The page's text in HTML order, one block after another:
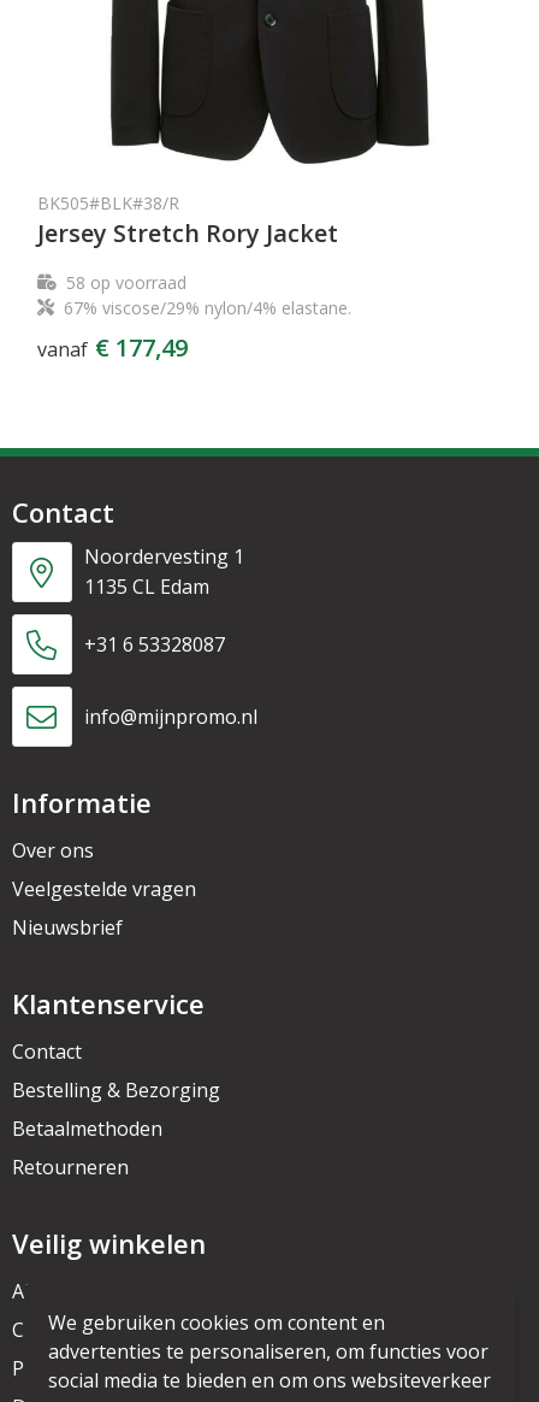
BK505#BLK#38/R
Jersey Stretch Rory Jacket
58 op voorraad
67% viscose/29% nylon/4% elastane.
vanaf € 177,49
Contact
Noordervesting 1
1135 CL Edam
+31 6 53328087
info@mijnpromo.nl
Informatie
Over ons
Veelgestelde vragen
Nieuwsbrief
Klantenservice
Contact
Bestelling & Bezorging
Betaalmethoden
Retourneren
Veilig winkelen
Algemene voorwaarden
Cookieverklaring
Privacyverklaring
We gebruiken cookies om content en
advertenties te personaliseren, om functies voor
social media te bieden en om ons websiteverkeer